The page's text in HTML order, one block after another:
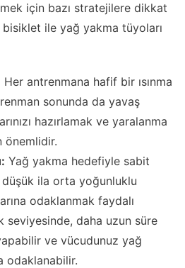
için bazı stratejilere dikkat
ile yağ yakma tüyoları
Her antrenmana hafif bir ısınma
sonunda da yavaş
hazırlamak ve yaralanma
önemlidir.
Yağ yakma hedefiyle sabit
düşük ila orta yoğunluklu
odaklanmak faydalı
seviyesinde, daha uzun süre
ve vücudunuz yağ
odaklanabilir.